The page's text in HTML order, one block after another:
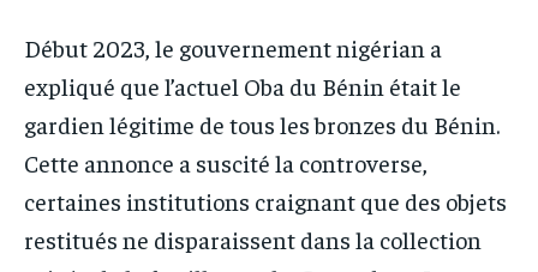
Début 2023, le gouvernement nigérian a
expliqué que l’actuel Oba du Bénin était le
gardien légitime de tous les bronzes du Bénin.
Cette annonce a suscité la controverse,
certaines institutions craignant que des objets
restitués ne disparaissent dans la collection